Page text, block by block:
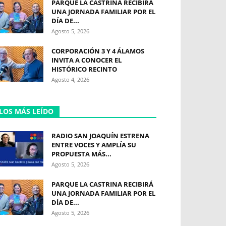
PARQUE LA CASTRINA RECIBIRÁ
UNA JORNADA FAMILIAR POR EL
DÍA DE...
Agosto 5, 2026
CORPORACIÓN 3 Y 4 ÁLAMOS
INVITA A CONOCER EL
HISTÓRICO RECINTO
Agosto 4, 2026
MÁS LEÍDO
RADIO SAN JOAQUÍN ESTRENA
ENTRE VOCES Y AMPLÍA SU
PROPUESTA MÁS...
Agosto 5, 2026
PARQUE LA CASTRINA RECIBIRÁ
UNA JORNADA FAMILIAR POR EL
DÍA DE...
Agosto 5, 2026